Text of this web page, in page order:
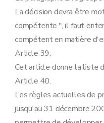
La décision devra être
compétente ", il faut
compétent en matière
Article 39.
Cet article donne la liste
Article 40.
Les règles actuelles de
jusqu'au 31 décembre